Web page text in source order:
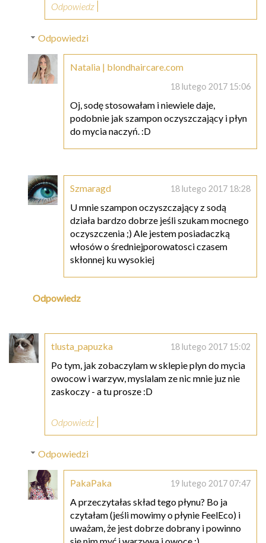
Odpowiedz
Odpowiedzi
Natalia | blondhaircare.com
18 lutego 2017 15:06
Oj, sodę stosowałam i niewiele daje,
podobnie jak szampon oczyszczający i płyn
do mycia naczyń. :D
Szmaragd 18 lutego 2017 18:28
U mnie szampon oczyszczający z sodą
działa bardzo dobrze jeśli szukam mocnego
oczyszczenia ;) Ale jestem posiadaczką
włosów o średniejporowatosci czasem
skłonnej ku wysokiej
Odpowiedz
tlusta_papuzka 18 lutego 2017 15:02
Po tym, jak zobaczylam w sklepie plyn do mycia
owocow i warzyw, myslalam ze nic mnie juz nie
zaskoczy - a tu prosze :D
Odpowiedz
Odpowiedzi
PakaPaka 19 lutego 2017 07:47
A przeczytałas skład tego płynu? Bo ja
czytałam (jeśli mowimy o płynie FeelEco) i
uważam, że jest dobrze dobrany i powinno